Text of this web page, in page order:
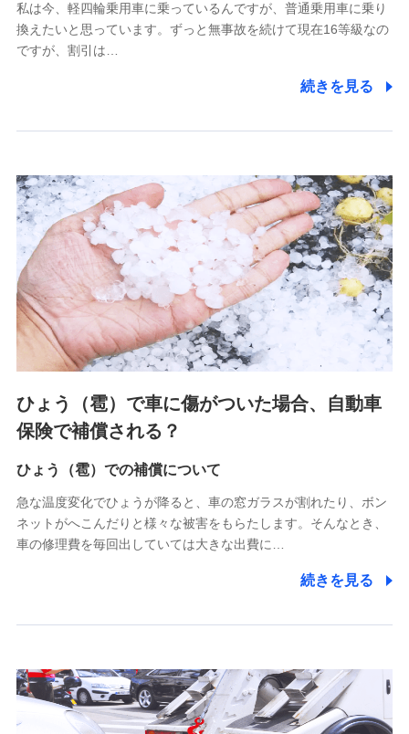
(https://pshoken.co.jp/)
リトルファミリー少額短期保険株式会社
(https://www.littlefamily-ssi.com/)
郵便、電話、およびＥメール等により、当社と取引のあるも
た維持管理等の委託業務遂行のため、またそれらに付帯、関
連する当社および提携会社のサービスを案内、提供するため
（なお、当社は複数の保険会社と取引があり、取得した個人
情報を取引のある他の保険会社の商品・サービスをご提案す
るために利用させていただくことがあります。）
上記に係る連絡・手続き・管理等付帯業務を行うため
3.セミナー募集サイトから取得した個人情報
各種セミナーの案内、開催のため
上記に係る連絡・手続き・管理等付帯業務を行うため
4.家族・友達紹介にて取得した個人情報
被紹介者への連絡、及び当社と取引のあるもしくは委託を受
けている保険会社・提携会社の保険その他に関する情報を提
供し、金融商品等の契約を勧奨するため
アンケートやキャンペーン等の実施のため
上記に係る連絡・手続き・管理等付帯業務を行うため
5.通話録音にて取得する情報
7.社員（従業者）の個人情報
人事･勤怠･健康・労務等の管理、給与支給、福利厚生・採用
退職関連処理等の各種手続きのため、当社と従業員または従
私は今、軽四輪乗用車に乗っているんですが、普通乗用車に乗り
換えたいと思っています。ずっと無事故を続けて現在16等級なの
ですが、割引は…
続きを見る
ひょう（雹）で車に傷がついた場合、自動車
保険で補償される？
ひょう（雹）での補償について
急な温度変化でひょうが降ると、車の窓ガラスが割れたり、ボン
ネットがへこんだりと様々な被害をもらたします。そんなとき、
車の修理費を毎回出していては大きな出費に…
続きを見る